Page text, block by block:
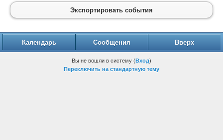
Экспортировать события
Календарь Сообщения Вверх
Вы не вошли в систему (Вход)
Переключить на стандартную тему